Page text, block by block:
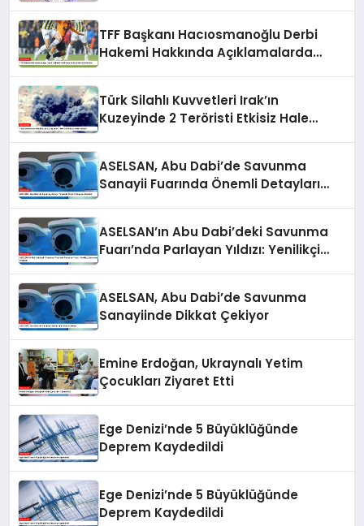
TFF Başkanı Hacıosmanoğlu Derbi
Hakemi Hakkında Açıklamalarda
Türk Silahlı Kuvvetleri Irak’ın
Kuzeyinde 2 Teröristi Etkisiz Hale
ASELSAN, Abu Dabi’de Savunma
Sanayii Fuarında Önemli Detayları
ASELSAN’ın Abu Dabi’deki Savunma
Fuarı’nda Parlayan Yıldızı: Yenilikçi
ASELSAN, Abu Dabi’de Savunma
Sanayiinde Dikkat Çekiyor
Emine Erdoğan, Ukraynalı Yetim
Çocukları Ziyaret Etti
Ege Denizi’nde 5 Büyüklüğünde
Deprem Kaydedildi
Ege Denizi’nde 5 Büyüklüğünde
Deprem Kaydedildi